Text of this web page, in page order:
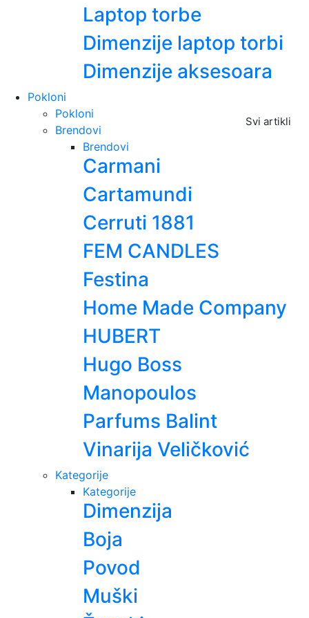
Laptop torbe
Dimenzije laptop torbi
Dimenzije aksesoara
Pokloni
Svi artikli
Pokloni
Brendovi
Brendovi
Carmani
Cartamundi
Cerruti 1881
FEM CANDLES
Festina
Home Made Company
HUBERT
Hugo Boss
Manopoulos
Parfums Balint
Vinarija Veličković
Kategorije
Kategorije
Dimenzija
Boja
Povod
Muški